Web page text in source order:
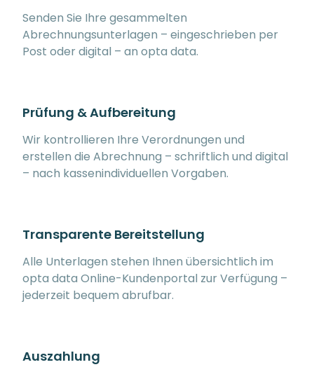
Senden Sie Ihre gesammelten
Abrechnungsunterlagen – eingeschrieben per
Post oder digital – an opta data.
Prüfung & Aufbereitung
Wir kontrollieren Ihre Verordnungen und
erstellen die Abrechnung – schriftlich und digital
– nach kassenindividuellen Vorgaben.
Transparente Bereitstellung
Alle Unterlagen stehen Ihnen übersichtlich im
opta data Online-Kundenportal zur Verfügung –
jederzeit bequem abrufbar.
Auszahlung